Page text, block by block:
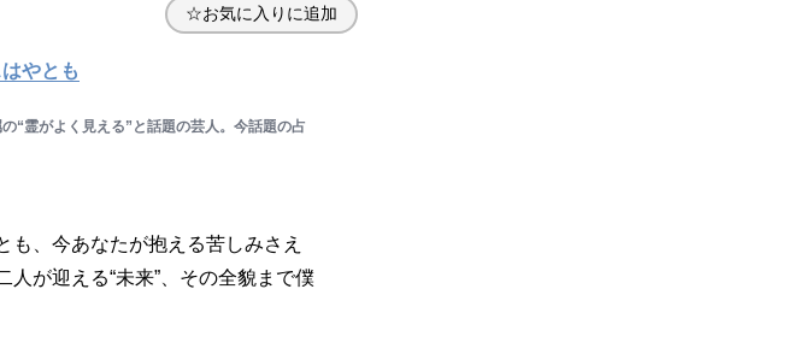
☆お気に入りに追加
やとも
“霊がよく見える”と話題の芸人。今話題の占
も、今あなたが抱える苦しみさえ
が迎える“未来”、その全貌まで僕